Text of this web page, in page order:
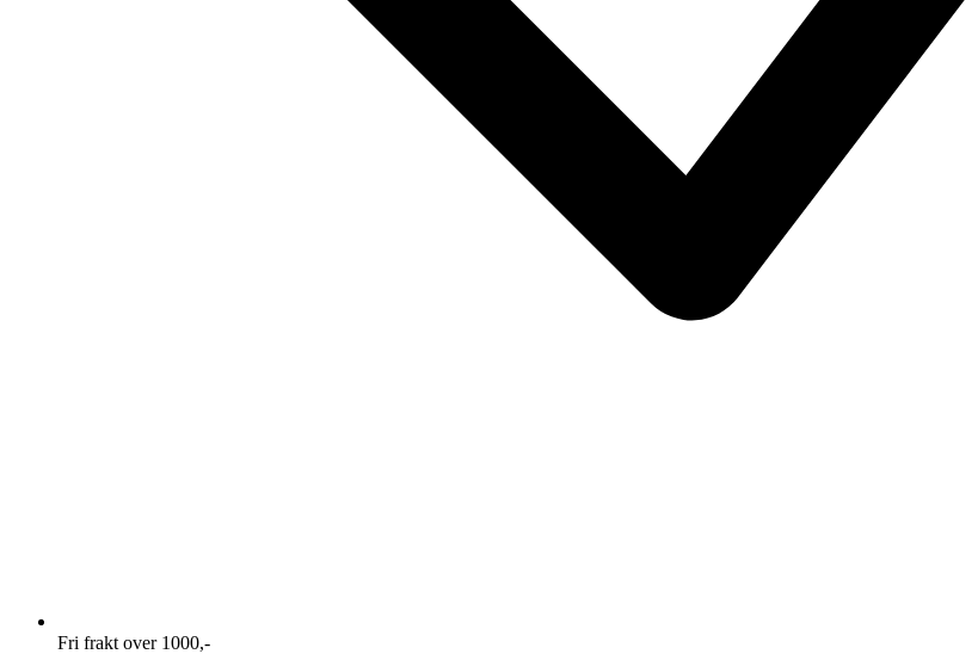
Fri frakt over 1000,-